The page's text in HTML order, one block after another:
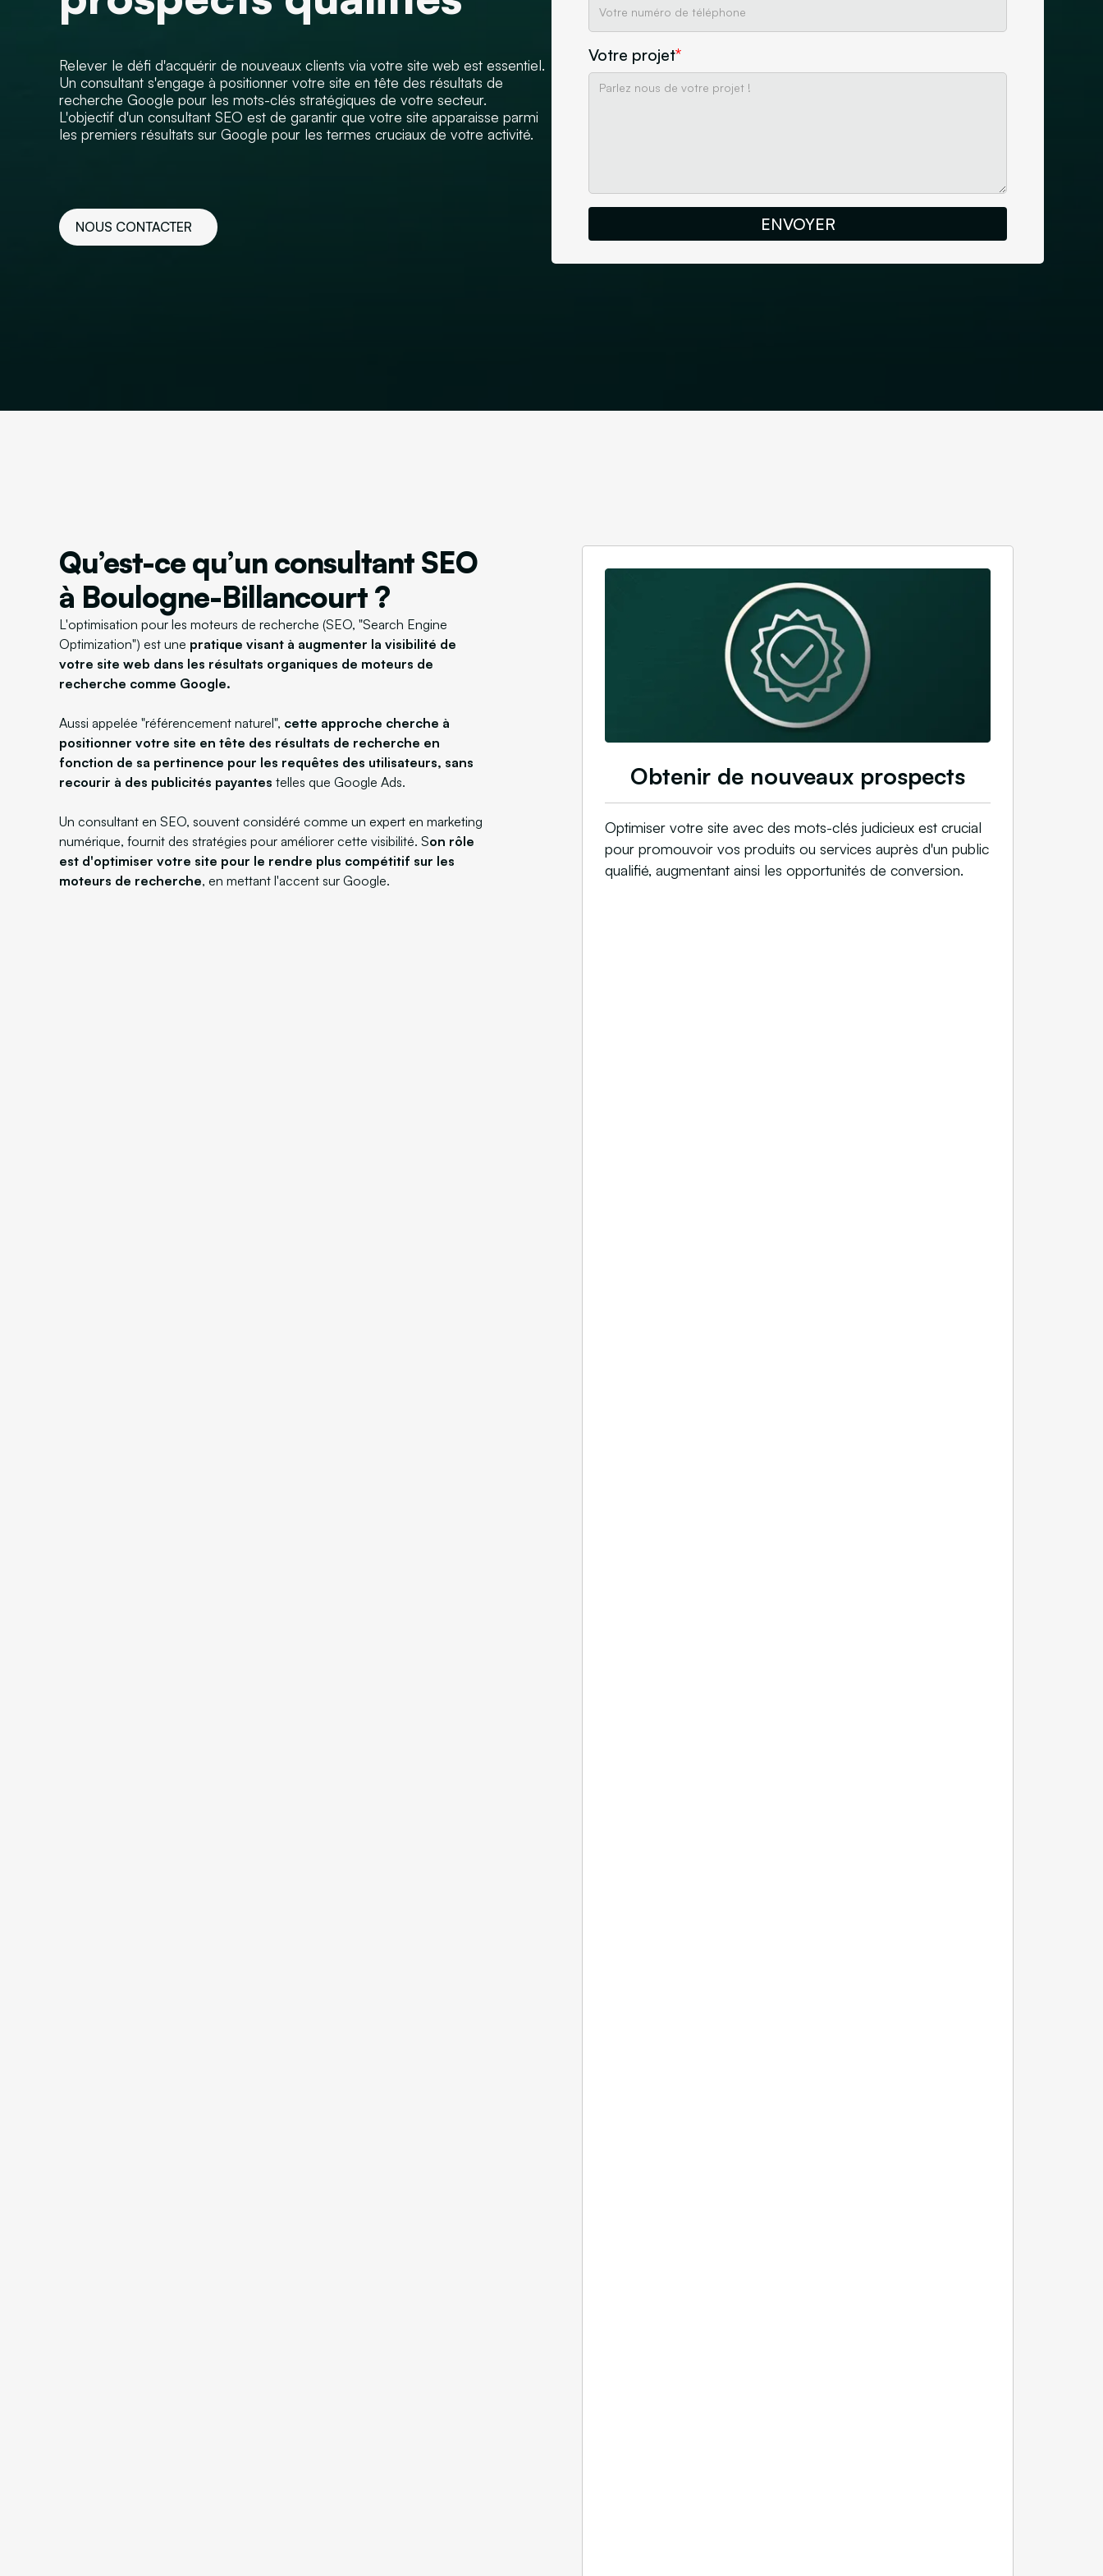
Relever le défi d'acquérir de nouveaux clients via votre site web est essentiel.
Un consultant s'engage à positionner votre site en tête des résultats de
recherche Google pour les mots-clés stratégiques de votre secteur.
L'objectif d'un consultant SEO est de garantir que votre site apparaisse parmi
les premiers résultats sur Google pour les termes cruciaux de votre activité.
NOUS CONTACTER
Votre projet*
Qu’est-ce qu’un consultant SEO
à Boulogne-Billancourt ?
L'optimisation pour les moteurs de recherche (SEO, "Search Engine
Optimization") est une pratique visant à augmenter la visibilité de
votre site web dans les résultats organiques de moteurs de
recherche comme Google.
Aussi appelée "référencement naturel", cette approche cherche à
positionner votre site en tête des résultats de recherche en
fonction de sa pertinence pour les requêtes des utilisateurs, sans
recourir à des publicités payantes telles que Google Ads.
Un consultant en SEO, souvent considéré comme un expert en marketing
numérique, fournit des stratégies pour améliorer cette visibilité. Son rôle
est d'optimiser votre site pour le rendre plus compétitif sur les
moteurs de recherche, en mettant l'accent sur Google.
Obtenir de nouveaux prospects
Optimiser votre site avec des mots-clés judicieux est crucial
pour promouvoir vos produits ou services auprès d'un public
qualifié, augmentant ainsi les opportunités de conversion.